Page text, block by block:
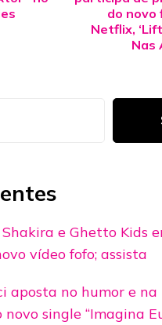
do novo
Netflix,
Nas
e Ghetto Kids
vídeo fofo; assista
aposta no humor e na
single “Imagina